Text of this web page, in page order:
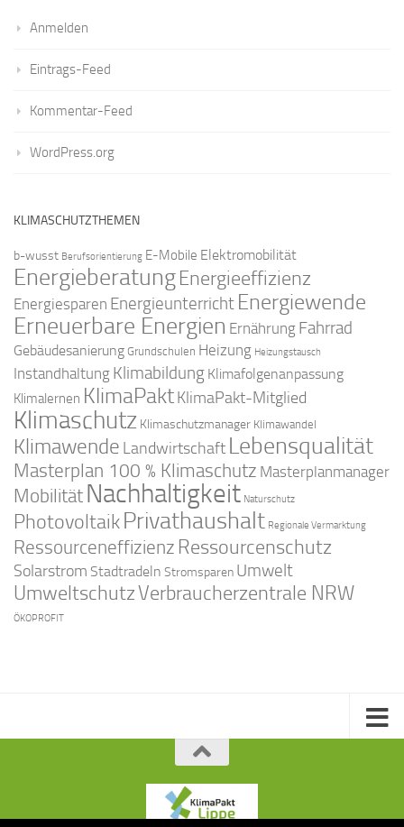
Anmelden
Eintrags-Feed
Kommentar-Feed
WordPress.org
KLIMASCHUTZTHEMEN
b-wusst Berufsorientierung E-Mobile Elektromobilität
EnergieberatungEnergieeffizienz
Energiesparen Energieunterricht Energiewende
Erneuerbare Energien Ernährung Fahrrad
Gebäudesanierung Grundschulen Heizung Heizungstausch
Instandhaltung Klimabildung Klimafolgenanpassung
Klimalernen KlimaPaktKlimaPakt-Mitglied
Klimaschutz Klimaschutzmanager Klimawandel
Klimawende Landwirtschaft Lebensqualität
Masterplan 100 % Klimaschutz Masterplanmanager
Mobilität Nachhaltigkeit Naturschutz
PhotovoltaikPrivathaushalt Regionale Vermarktung
Ressourceneffizienz Ressourcenschutz
Solarstrom Stadtradeln Stromsparen Umwelt
UmweltschutzVerbraucherzentrale NRW
ÖKOPROFIT